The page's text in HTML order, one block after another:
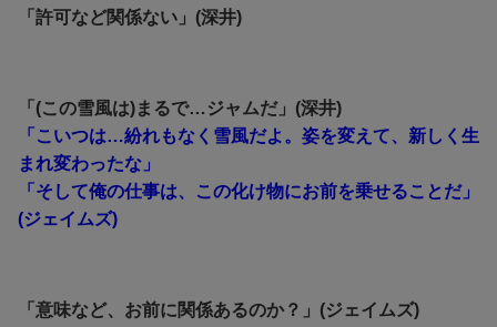
「許可など関係ない」(深井)
「(この雪風は)まるで…ジャムだ」(深井)
「こいつは…紛れもなく雪風だよ。姿を変えて、新しく生
まれ変わったな」
「そして俺の仕事は、この化け物にお前を乗せることだ」
(ジェイムズ)
「意味など、お前に関係あるのか？」(ジェイムズ)